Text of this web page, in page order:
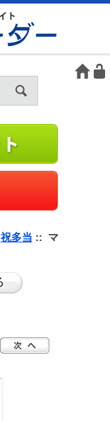
祝多当 :: マ